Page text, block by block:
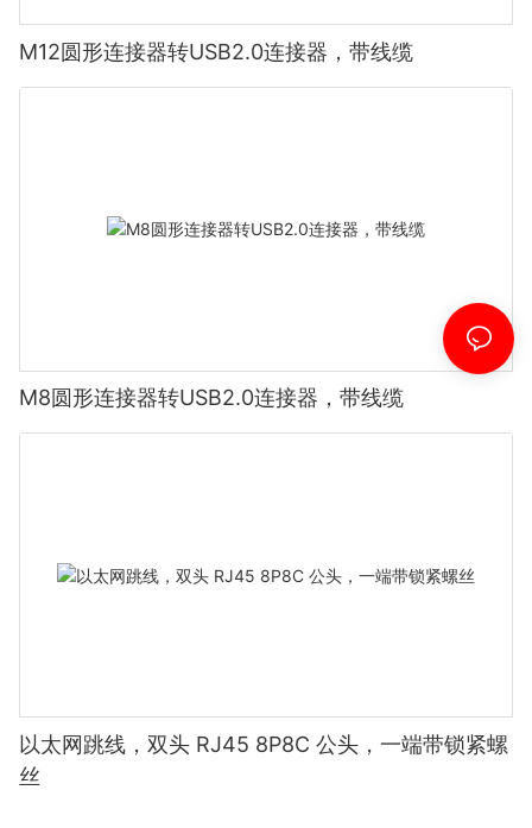
M12圆形连接器转USB2.0连接器，带线缆
M8圆形连接器转USB2.0连接器，带线缆
以太网跳线，双头 RJ45 8P8C 公头，一端带锁紧螺
丝